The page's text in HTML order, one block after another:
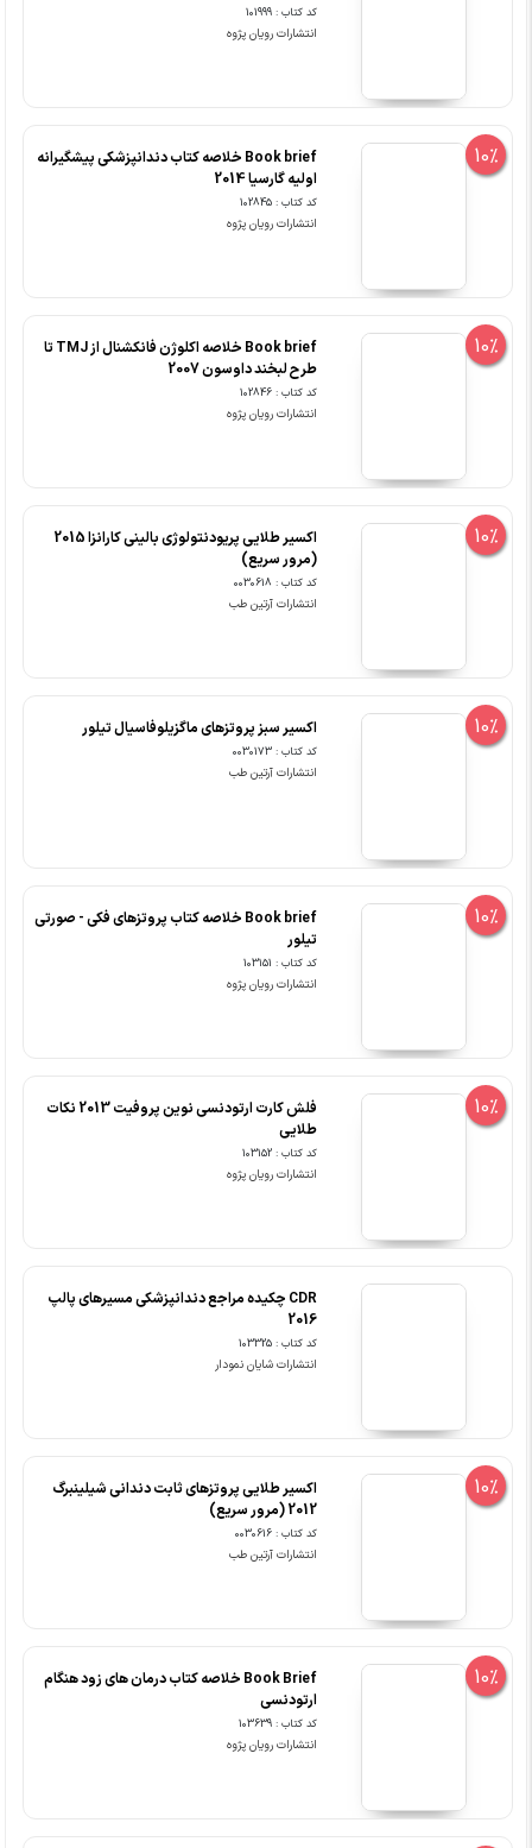
کد کتاب : 101999
انتشارات رویان پژوه
10%
Book brief خلاصه کتاب دندانپزشکی پیشگیرانه
اولیه گارسیا 2014
کد کتاب : 102845
انتشارات رویان پژوه
10%
Book brief خلاصه اکلوژن فانکشنال از TMJ تا
طرح لبخند داوسون 2007
کد کتاب : 102846
انتشارات رویان پژوه
10%
اکسیر طلایی پریودنتولوژی بالینی کارانزا 2015
(مرور سریع)
کد کتاب : 0030618
انتشارات آرتین طب
10% اکسیر سبز پروتزهای ماگزیلوفاسیال تیلور
کد کتاب : 0030173
انتشارات آرتین طب
10%
Book brief خلاصه کتاب پروتزهای فکی - صورتی
تیلور
کد کتاب : 103151
انتشارات رویان پژوه
10%
فلش کارت ارتودنسی نوین پروفیت 2013 نکات
طلایی
کد کتاب : 103152
انتشارات رویان پژوه
CDR چکیده مراجع دندانپزشکی مسیرهای پالپ
2016
کد کتاب : 103325
انتشارات شایان نمودار
10%
اکسیر طلایی پروتزهای ثابت دندانی شیلینبرگ
2012 (مرور سریع)
کد کتاب : 0030616
انتشارات آرتین طب
10%
Book Brief خلاصه کتاب درمان های زود هنگام
ارتودنسی
کد کتاب : 103639
انتشارات رویان پژوه